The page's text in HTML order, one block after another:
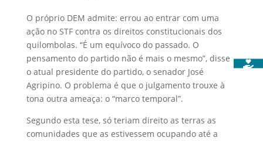
O próprio DEM admite: errou ao entrar com uma
ação no STF contra os direitos constitucionais dos
quilombolas. “É um equívoco do passado. O
pensamento do partido não é mais o mesmo”, disse
o atual presidente do partido, o senador José
Agripino. O problema é que o julgamento trouxe à
tona outra ameaça: o “marco temporal”.
Segundo esta tese, só teriam direito as terras as
comunidades que as estivessem ocupando até a